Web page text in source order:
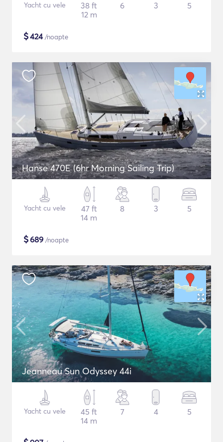
Yacht cu vele
38 ft
12 m
6 3 5
$424/noapte
Hanse 470E (6hr Morning Sailing Trip)
Yacht cu vele
47 ft
14 m
8 3 5
$689 /noapte
Jeanneau Sun Odyssey 44i
Yacht cu vele
45 ft
14 m
7 4 5